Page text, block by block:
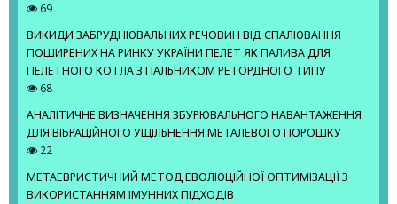
69
ВИКИДИ ЗАБРУДНЮВАЛЬНИХ РЕЧОВИН ВІД СПАЛЮВАННЯ
ПОШИРЕНИХ НА РИНКУ УКРАЇНИ ПЕЛЕТ ЯК ПАЛИВА ДЛЯ
ПЕЛЕТНОГО КОТЛА З ПАЛЬНИКОМ РЕТОРДНОГО ТИПУ
68
АНАЛІТИЧНЕ ВИЗНАЧЕННЯ ЗБУРЮВАЛЬНОГО НАВАНТАЖЕННЯ
ДЛЯ ВІБРАЦІЙНОГО УЩІЛЬНЕННЯ МЕТАЛЕВОГО ПОРОШКУ
22
МЕТАЕВРИСТИЧНИЙ МЕТОД ЕВОЛЮЦІЙНОЇ ОПТИМІЗАЦІЇ З
ВИКОРИСТАННЯМ ІМУННИХ ПІДХОДІВ